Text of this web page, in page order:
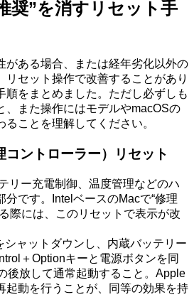
奨”を消すリセット手
がある場合、または経年劣化以外の
リセット操作で改善することがあり
順をまとめました。ただし必ずしも
、また操作にはモデルやmacOSの
ことを理解してください。
ントローラー）リセット
リー充電制御、温度管理などのハ
分です。IntelベースのMacで“修理
際には、このリセットで表示が改
ャットダウンし、内蔵バッテリー
＋Optionキーと電源ボタンを同
後放して通常起動すること。Apple
起動を行うことが、同等の効果を持